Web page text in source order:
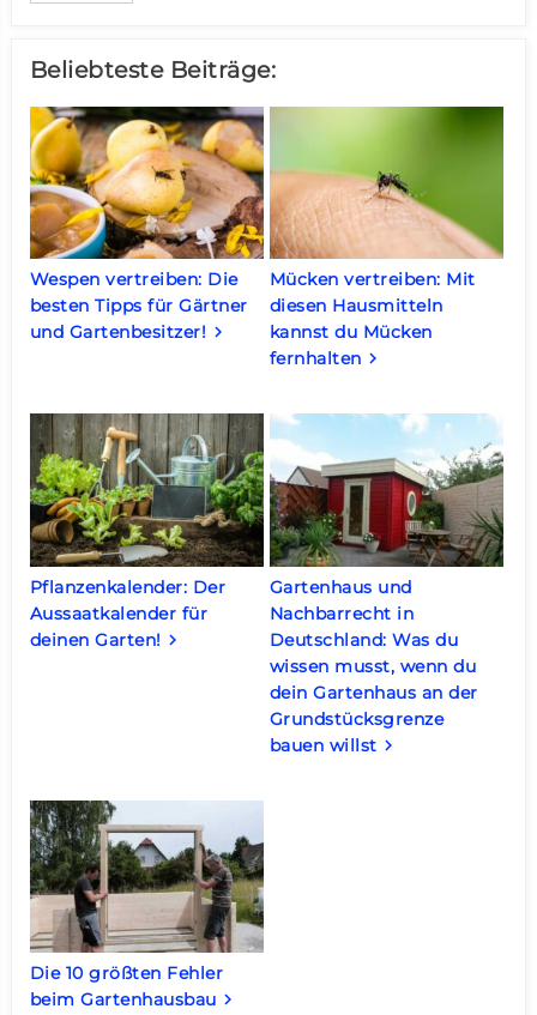
Beliebteste Beiträge:
Wespen vertreiben: Die
besten Tipps für Gärtner
und Gartenbesitzer! keyboard_arrow_right
Mücken vertreiben: Mit
diesen Hausmitteln
kannst du Mücken
fernhalten keyboard_arrow_right
Pflanzenkalender: Der
Aussaatkalender für
deinen Garten! keyboard_arrow_right
Gartenhaus und
Nachbarrecht in
Deutschland: Was du
wissen musst, wenn du
dein Gartenhaus an der
Grundstücksgrenze
bauen willst keyboard_arrow_right
Die 10 größten Fehler
beim Gartenhausbau keyboard_arrow_right